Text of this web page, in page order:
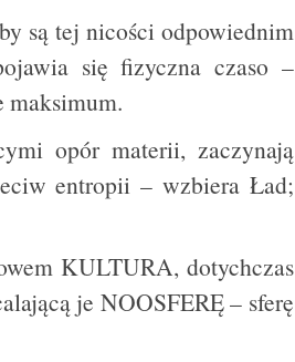
są tej nicości odpowiednim
się fizyczna czaso –
maksimum.
opór materii, zaczynają
entropii – wzbiera Ład;
KULTURA, dotychczas
je NOOSFERĘ – sferę